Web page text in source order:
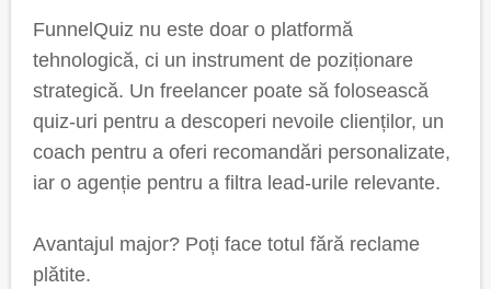
FunnelQuiz nu este doar o platformă
tehnologică, ci un instrument de poziționare
strategică. Un freelancer poate să folosească
quiz-uri pentru a descoperi nevoile clienților, un
coach pentru a oferi recomandări personalizate,
iar o agenție pentru a filtra lead-urile relevante.
Avantajul major? Poți face totul fără reclame
plătite.